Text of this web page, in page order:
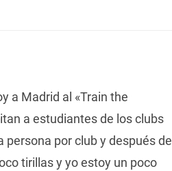
a Madrid al «Train the
a estudiantes de los clubs
persona por club y después de
tirillas y yo estoy un poco